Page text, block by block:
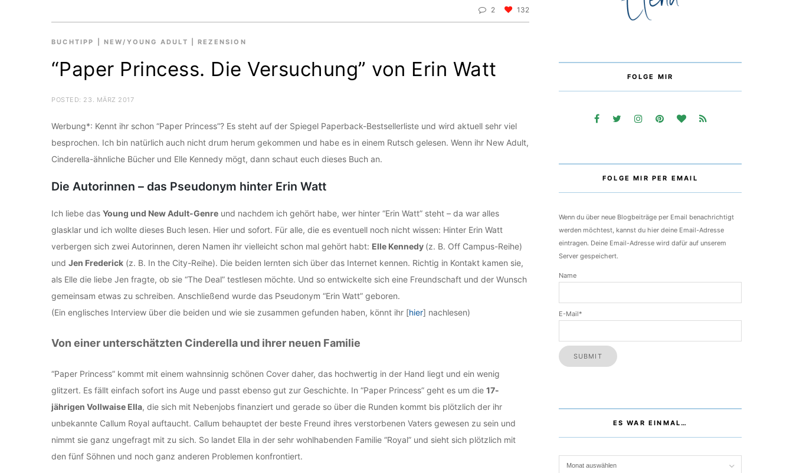
2 132
BUCHTIPP NEW/YOUNG ADULT REZENSION
“Paper Princess. Die Versuchung” von Erin Watt
POSTED: 23. MÄRZ 2017
Werbung*: Kennt ihr schon “Paper Princess”? Es steht auf der Spiegel Paperback-Bestsellerliste und wird aktuell sehr viel
besprochen. Ich bin natürlich auch nicht drum herum gekommen und habe es in einem Rutsch gelesen. Wenn ihr New Adult,
Cinderella-ähnliche Bücher und Elle Kennedy mögt, dann schaut euch dieses Buch an.
Die Autorinnen – das Pseudonym hinter Erin Watt
Ich liebe das Young und New Adult-Genre und nachdem ich gehört habe, wer hinter “Erin Watt” steht – da war alles
glasklar und ich wollte dieses Buch lesen. Hier und sofort. Für alle, die es eventuell noch nicht wissen: Hinter Erin Watt
verbergen sich zwei Autorinnen, deren Namen ihr vielleicht schon mal gehört habt: Elle Kennedy (z. B. Off Campus-Reihe)
und Jen Frederick (z. B. In the City-Reihe). Die beiden lernten sich über das Internet kennen. Richtig in Kontakt kamen sie,
als Elle die liebe Jen fragte, ob sie “The Deal” testlesen möchte. Und so entwickelte sich eine Freundschaft und der Wunsch
gemeinsam etwas zu schreiben. Anschließend wurde das Pseudonym “Erin Watt” geboren.
(Ein englisches Interview über die beiden und wie sie zusammen gefunden haben, könnt ihr [hier] nachlesen)
Von einer unterschätzten Cinderella und ihrer neuen Familie
“Paper Princess” kommt mit einem wahnsinnig schönen Cover daher, das hochwertig in der Hand liegt und ein wenig
glitzert. Es fällt einfach sofort ins Auge und passt ebenso gut zur Geschichte. In “Paper Princess” geht es um die 17-
jährigen Vollwaise Ella, die sich mit Nebenjobs finanziert und gerade so über die Runden kommt bis plötzlich der ihr
unbekannte Callum Royal auftaucht. Callum behauptet der beste Freund ihres verstorbenen Vaters gewesen zu sein und
nimmt sie ganz ungefragt mit zu sich. So landet Ella in der sehr wohlhabenden Familie “Royal” und sieht sich plötzlich mit
den fünf Söhnen und noch ganz anderen Problemen konfrontiert.
FOLGE MIR
FOLGE MIR PER EMAIL
Wenn du über neue Blogbeiträge per Email benachrichtigt
werden möchtest, kannst du hier deine Email-Adresse
eintragen. Deine Email-Adresse wird dafür auf unserem
Server gespeichert.
Name
E-Mail*
ES WAR EINMAL…